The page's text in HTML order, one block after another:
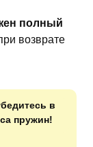
полный
возврате
в
пружин!